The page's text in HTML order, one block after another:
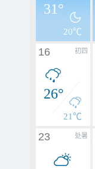
31°
20℃
初四
16
26°
21℃
处暑
23